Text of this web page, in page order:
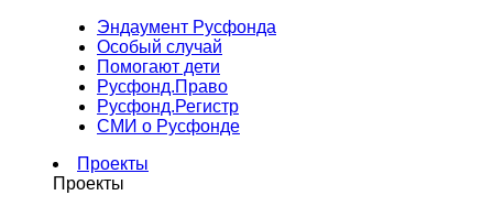
Эндаумент Русфонда
Особый случай
Помогают дети
Русфонд.Право
Русфонд.Регистр
СМИ о Русфонде
Проекты
Проекты